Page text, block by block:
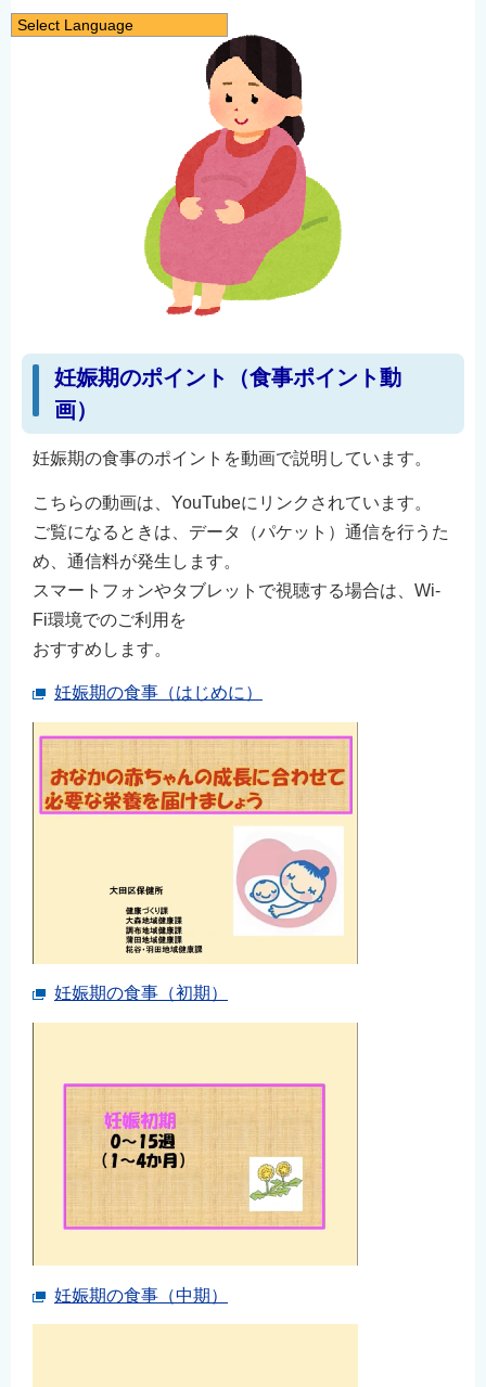
妊娠期のポイント（食事ポイント動
画）
妊娠期の食事のポイントを動画で説明しています。
こちらの動画は、YouTubeにリンクされています。
ご覧になるときは、データ（パケット）通信を行うた
め、通信料が発生します。
スマートフォンやタブレットで視聴する場合は、Wi-
Fi環境でのご利用を
おすすめします。
妊娠期の食事（はじめに）
妊娠期の食事（初期）
妊娠期の食事（中期）
Select Language